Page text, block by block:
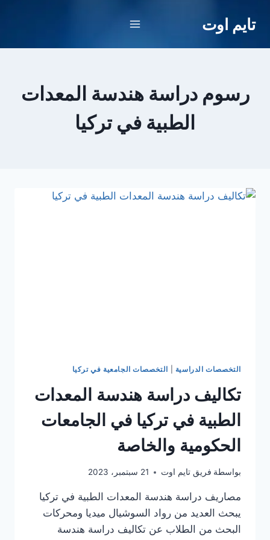
تايم اوت
رسوم دراسة هندسة المعدات
الطبية في تركيا
التخصصات الدراسية التخصصات الجامعية في تركيا
تكاليف دراسة هندسة المعدات
الطبية في تركيا في الجامعات
الحكومية والخاصة
بواسطة فريق تايم اوت 21 سبتمبر، 2023
مصاريف دراسة هندسة المعدات الطبية في تركيا
يبحث العديد من رواد السوشيال ميديا ومحركات
البحث من الطلاب عن تكاليف دراسة هندسة